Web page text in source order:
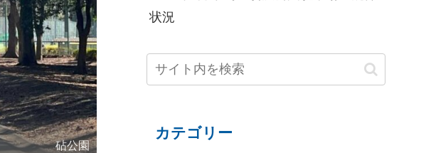
砧公園
状況
カテゴリー